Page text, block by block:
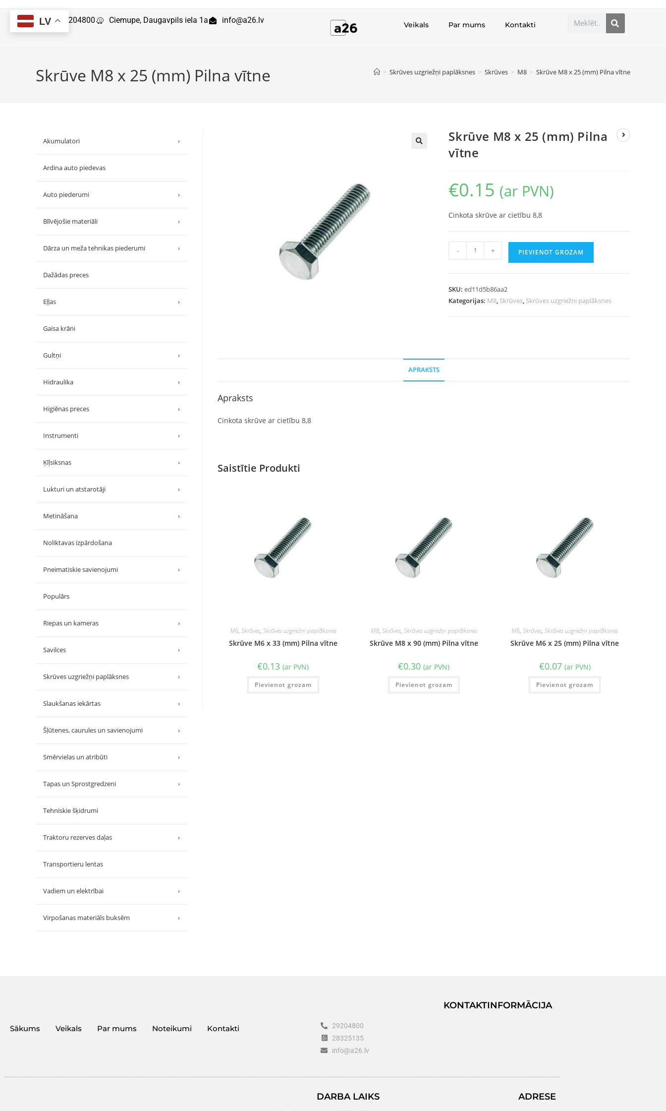
29204800 Ciemupe, Daugavpils iela 1a info@a26.lv Veikals Par mums Kontakti
Skrūve M8 x 25 (mm) Pilna vītne > Skrūves uzgriežņi paplāksnes > Skrūves > M8 > Skrūve M8 x 25 (mm) Pilna vītne
Skrūve M8 x 25 (mm) Pilna
vītne
€0.15 (ar PVN)
Cinkota skrūve ar cietību 8,8
- + PIEVIENOT GROZAM
SKU:ed11d5b86aa2
Kategorijas: M8, Skrūves, Skrūves uzgriežņi paplāksnes
APRAKSTS
Apraksts
Cinkota skrūve ar cietību 8,8
Saistītie Produkti
M6, Skrūves, Skrūves uzgriežņi paplāksnes
Skrūve M6 x 33 (mm) Pilna vītne
€0.13 (ar PVN)
Pievienot grozam
M8, Skrūves, Skrūves uzgriežņi paplāksnes
Skrūve M8 x 90 (mm) Pilna vītne
€0.30 (ar PVN)
Pievienot grozam
M6,Skrūves,Skrūves uzgriežņi paplāksnes
Skrūve M6 x 25 (mm) Pilna vītne
€0.07 (ar PVN)
Pievienot grozam
Akumulatori ›
Ardina auto piedevas
Auto piederumi ›
Blīvējošie materiāli ›
Dārza un meža tehnikas piederumi ›
Dažādas preces
Eļļas ›
Gaisa krāni
Gultņi ›
Hidraulika ›
Higiēnas preces ›
Instrumenti ›
Ķīļsiksnas ›
Lukturi un atstarotāji ›
Metināšana ›
Noliktavas izpārdošana
Pneimatiskie savienojumi ›
Populārs
Riepas un kameras ›
Savilces ›
Skrūves uzgriežņi paplāksnes ›
Slaukšanas iekārtas ›
Šļūtenes, caurules un savienojumi ›
Smērvielas un atribūti ›
Tapas un Sprostgredzeni ›
Tehniskie šķidrumi
Traktoru rezerves daļas ›
Transportieru lentas
Vadiem un elektrībai ›
Virpošanas materiāls buksēm ›
Sākums Veikals Par mums Noteikumi Kontakti
KONTAKTINFORMĀCIJA
29204800
28325135
info@a26.lv
DARBA LAIKS ADRESE
LV